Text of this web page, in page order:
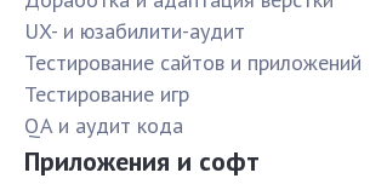
UX- и юзабилити-аудит
Тестирование сайтов и приложений
Тестирование игр
QA и аудит кода
Приложения и софт